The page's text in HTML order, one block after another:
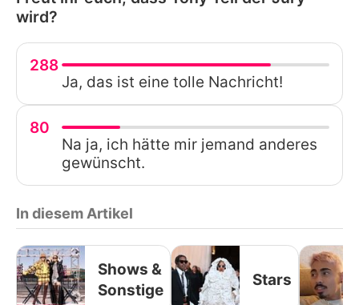
wird?
288
Ja, das ist eine tolle Nachricht!
80
Na ja, ich hätte mir jemand anderes
gewünscht.
In diesem Artikel
Shows &
Sonstige
Stars